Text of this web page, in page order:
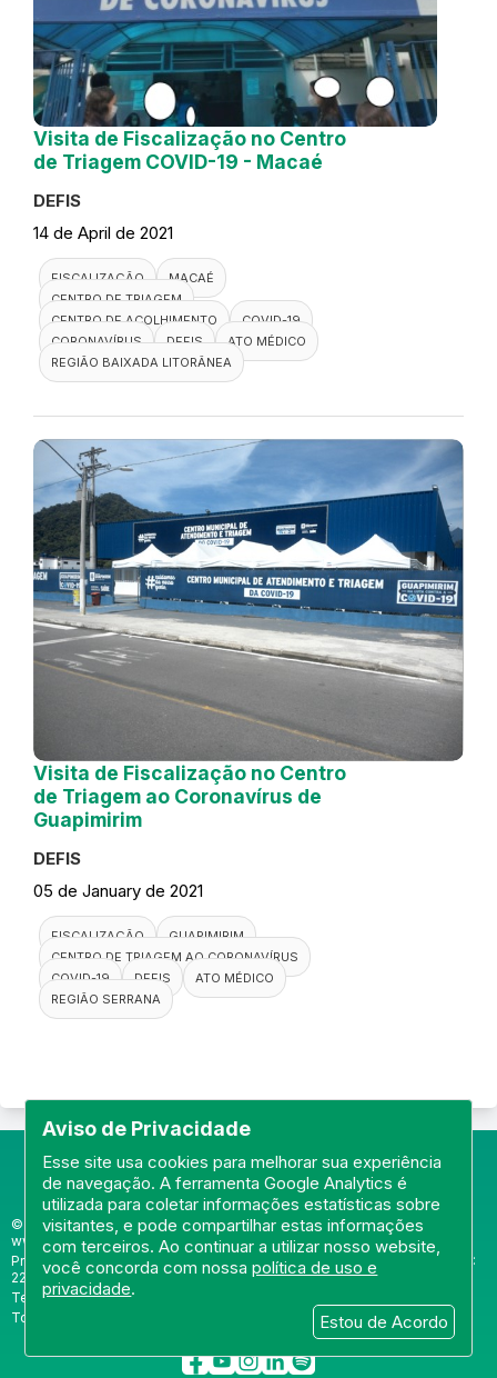
Aviso de Privacidade
Esse site usa cookies para melhorar sua experiência
de navegação. A ferramenta Google Analytics é
utilizada para coletar informações estatísticas sobre
visitantes, e pode compartilhar estas informações
com terceiros. Ao continuar a utilizar nosso website,
você concorda com nossapolítica de uso e
privacidade.
Estou de Acordo
Visita de Fiscalização no Centro
de Triagem COVID-19 - Macaé
DEFIS
14 de April de 2021
FISCALIZAÇÃO
MACAÉ
CENTRO DE TRIAGEM
CENTRO DE ACOLHIMENTO
COVID-19
CORONAVÍRUS
DEFIS
ATO MÉDICO
REGIÃO BAIXADA LITORÂNEA
Visita de Fiscalização no Centro
de Triagem ao Coronavírus de
Guapimirim
DEFIS
05 de January de 2021
FISCALIZAÇÃO
GUAPIMIRIM
CENTRO DE TRIAGEM AO CORONAVÍRUS
COVID-19
DEFIS
ATO MÉDICO
REGIÃO SERRANA
© Portal do Conselho Regional de Medicina do Rio de Janeiro -
www.cremerj.org.br
Praia de Botafogo (228), loja 119b - Botafogo - Rio de Janeiro/RJ - CEP:
22250-145
Tel: (21) 3184-7050 /
Todos os direitos reservados 2013-2026